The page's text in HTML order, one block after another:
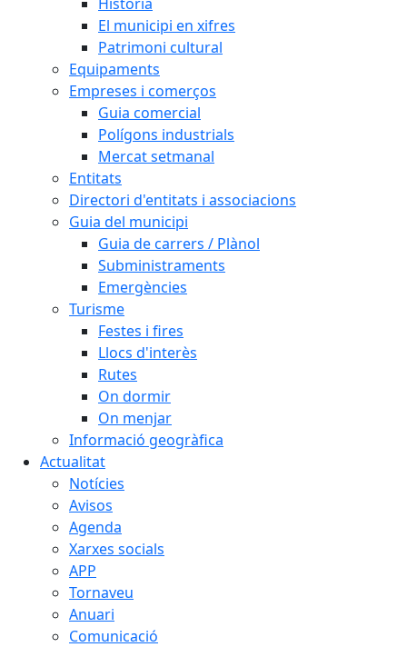
El municipi en xifres
Patrimoni cultural
Equipaments
Empreses i comerços
Guia comercial
Polígons industrials
Mercat setmanal
Entitats
Directori d'entitats i associacions
Guia del municipi
Guia de carrers / Plànol
Subministraments
Emergències
Turisme
Festes i fires
Llocs d'interès
Rutes
On dormir
On menjar
Informació geogràfica
Actualitat
Notícies
Avisos
Agenda
Xarxes socials
APP
Tornaveu
Anuari
Comunicació